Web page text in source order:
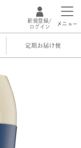
新規登録/
ログイン
メニュー
定期お届け便